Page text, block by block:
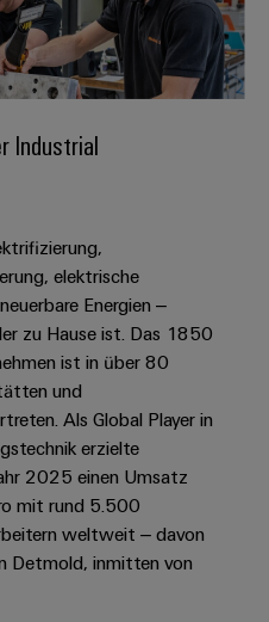
Industrial
elektrische
Energien –
zu Hause ist. Das 1850
ist in über 80
und
Als Global Player in
erzielte
2025 einen Umsatz
mit rund 5.500
weltweit – davon
Detmold, inmitten von